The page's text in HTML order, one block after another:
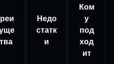
Недо
статк
и
Ком
у
под
ход
ит